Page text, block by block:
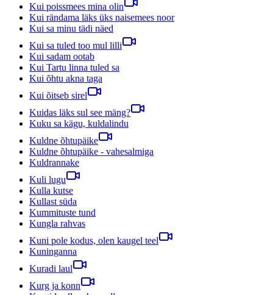
Kui poissmees mina olin
Kui rändama läks üks naisemees noor
Kui sa minu tädi näed
Kui sa tuled too mul lilli
Kui sadam ootab
Kui Tartu linna tuled sa
Kui õhtu akna taga
Kui õitseb sirel
Kuidas läks sul see mäng?
Kuku sa kägu, kuldalindu
Kuldne õhtupäike
Kuldne õhtupäike - vahesalmiga
Kuldrannake
Kuli lugu
Kulla kutse
Kullast süda
Kummituste tund
Kungla rahvas
Kuni pole kodus, olen kaugel teel
Kuninganna
Kuradi laul
Kurg ja konn